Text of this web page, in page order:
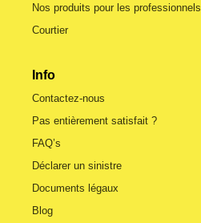
Nos produits pour les professionnels
Courtier
Info
Contactez-nous
Pas entièrement satisfait ?
FAQ’s
Déclarer un sinistre
Documents légaux
Blog